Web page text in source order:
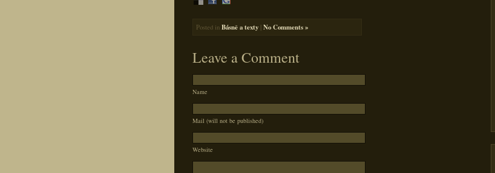
Posted in Básně a texty |No Comments »
Leave a Comment
Name
Mail (will not be published)
Website